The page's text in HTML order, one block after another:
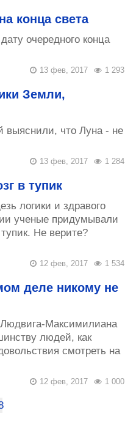
конца света
очередного конца
1 293
13 фев, 2017
Земли,
выяснили, что Луна - не
1 284
13 фев, 2017
в тупик
логики и здравого
ученые придумывали
Не верите?
1 534
12 фев, 2017
деле никому не
Максимилиана
людей, как
смотреть на
1 000
12 фев, 2017